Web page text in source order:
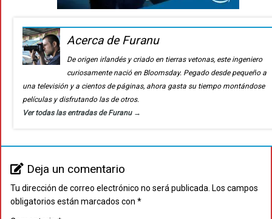
Acerca de Furanu
De origen irlandés y criado en tierras vetonas, este ingeniero
curiosamente nació en Bloomsday. Pegado desde pequeño a
una televisión y a cientos de páginas, ahora gasta su tiempo montándose
películas y disfrutando las de otros.
Ver todas las entradas de Furanu →
Deja un comentario
Tu dirección de correo electrónico no será publicada. Los campos
obligatorios están marcados con *